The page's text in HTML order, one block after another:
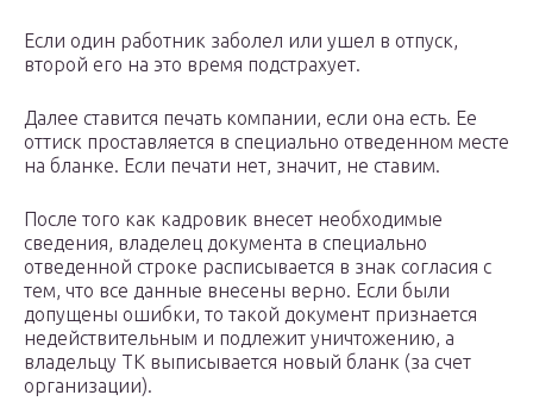
Если один работник заболел или ушел в отпуск,
второй его на это время подстрахует.
Далее ставится печать компании, если она есть. Ее
оттиск проставляется в специально отведенном месте
на бланке. Если печати нет, значит, не ставим.
После того как кадровик внесет необходимые
сведения, владелец документа в специально
отведенной строке расписывается в знак согласия с
тем, что все данные внесены верно. Если были
допущены ошибки, то такой документ признается
недействительным и подлежит уничтожению, а
владельцу ТК выписывается новый бланк (за счет
организации).